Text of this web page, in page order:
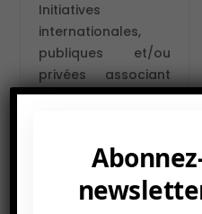
Initiatives
internationales,
publiques et/ou
privées associant
souvent des
,FAO…) et
régionales, des
organismes de